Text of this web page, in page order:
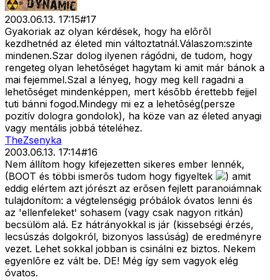
2003.06.13. 17:15#17
Gyakoriak az olyan kérdések, hogy ha elõrõl
kezdhetnéd az életed min változtatnál.Válaszom:szinte
mindenen.Szar dolog ilyenen rágódni, de tudom, hogy
rengeteg olyan lehetõséget hagytam ki amit már bánok a
mai fejemmel.Szal a lényeg, hogy meg kell ragadni a
lehetõséget mindenképpen, mert késõbb érettebb fejjel
tuti bánni fogod.Mindegy mi ez a lehetõség(persze
pozitív dologra gondolok), ha köze van az életed anyagi
vagy mentális jobbá tételéhez.
TheZsenyka
2003.06.13. 17:14#16
Nem állítom hogy kifejezetten sikeres ember lennék,
(BOOT és többi ismerõs tudom hogy figyeltek
) amit
eddig elértem azt jórészt az erõsen fejlett paranoiámnak
tulajdonítom: a végtelenségig próbálok óvatos lenni és
az 'ellenfeleket' sohasem (vagy csak nagyon ritkán)
becsülöm alá. Ez hátrányokkal is jár (kissebségi érzés,
lecsúszás dolgokról, bizonyos lassúság) de eredményre
vezet. Lehet sokkal jobban is csinálni ez biztos. Nekem
egyenlõre ez vált be. DE! Még így sem vagyok elég
óvatos.